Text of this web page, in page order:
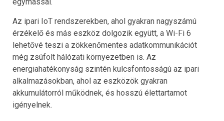
Az ipari IoT rendszerekben, ahol gyakran nagyszámú
érzékelő és más eszköz dolgozik együtt, a Wi-Fi 6
lehetővé teszi a zökkenőmentes adatkommunikációt
még zsúfolt hálózati környezetben is. Az
energiahatékonyság szintén kulcsfontosságú az ipari
alkalmazásokban, ahol az eszközök gyakran
akkumulátorról működnek, és hosszú élettartamot
igényelnek.